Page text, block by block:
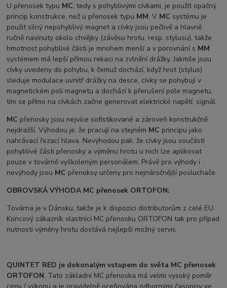
U přenosek typu MC, tedy s pohyblivými cívkami, je použit opačný
princip konstrukce, než u přenosek typu MM. V MC systému je
použit silný nepohyblivý magnet a cívky jsou pečlivě a hlavně
ručně navinuty okolo chvějky (závěsu hrotu, resp. stylusu), takže
hmotnost pohyblivé části je mnohem menší a v porovnání s MM
systémem má lepší přímou rekaci na zvlnění drážky. Jakmile jsou
cívky uvedeny do pohybu, k čemuž dochází, když hrot (stylus)
sleduje modulace uvnitř drážky na desce, cívky se pohybují v
magnetickém poli magnetu a dochází k přerušení pole magnetu,
tím se přímo na cívkách začne generovat elektrické napětí, signál.
MC přenosky jsou nejvíce sofistikované a zároveň konstrukčně
nejdražší. Výhodou je, že pracují na stejném MC principu jako
nahrávací řezací hlava. Nevýhodou pak, že cívky jsou součástí
pohyblivé části přenosky a výměnu hrotu u nich lze aplikovat
pouze v továrně vyškoleným personálem. Právě pro výhody i
nevýhody jsou MC přenoksy určeny pro nejnáročnější posluchače.
OBROVSKÁ VÝHODA MC přenosek ORTOFON:
Továrna je v Dánsku, takže je k dispozici distributorům z celé EU.
Koncový zákazník vlastnící MC přenosku ORTOFON tak pro případ
nutnosti výměny hrotu dostává nejlepší možný servis.
QUINTET RED je dokonalým vstupem do světa MC přenosek
ORTOFON. Tato základní MC přenoska má velmi vysoký poměr
ceny / výkonu a je pravidelně oceňována odbornými časopisy ve